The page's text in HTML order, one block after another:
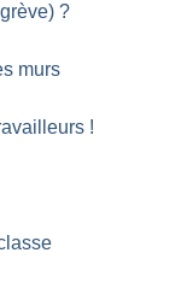
?
murs
!